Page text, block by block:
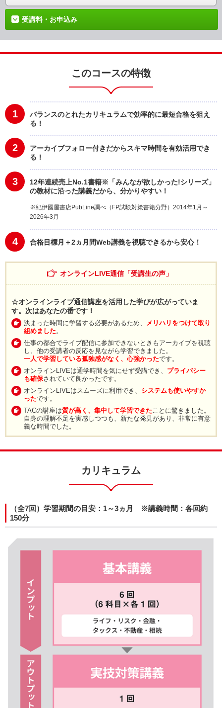
受講料・お申込み
このコースの特徴
1
バランスのとれたカリキュラムで効率的に最短合格を狙え
る！
2
アーカイブフォロー付きだからスキマ時間を有効活用でき
る！
3
12年連続売上No.1書籍※「みんなが欲しかった!シリーズ」
の教材に沿った講義だから、分かりやすい！
※紀伊國屋書店PubLine調べ（FP試験対策書籍分野）2014年1月～
2026年3月
4 合格目標月＋2ヵ月間Web講義を視聴できるから安心！
オンラインLIVE通信「受講生の声」
☆オンラインライブ通信講座を活用した学びが広がっていま
す。次はあなたの番です！
決まった時間に学習する必要があるため、 メリハリをつけて取り
組めました。
仕事の都合でライブ配信に参加できないときもアーカイブを視聴
し、他の受講者の反応を見ながら学習できました。
一人で学習している孤独感がなく、心強かったです。
オンラインLIVEは通学時間を気にせず受講でき、 プライバシー
も確保されていて良かったです。
オンラインLIVEはスムーズに利用でき、 システムも使いやすか
ったです。
TACの講座は質が高く、集中して学習できたことに驚きました。
自身の理解不足を実感しつつも、新たな発見があり、非常に有意
義な時間でした。
カリキュラム
（全7回）学習期間の目安：1～3ヵ月 ※講義時間：各回約
150分